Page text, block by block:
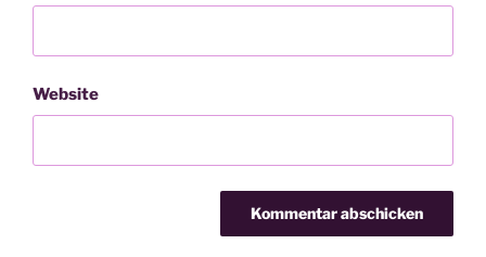
Website